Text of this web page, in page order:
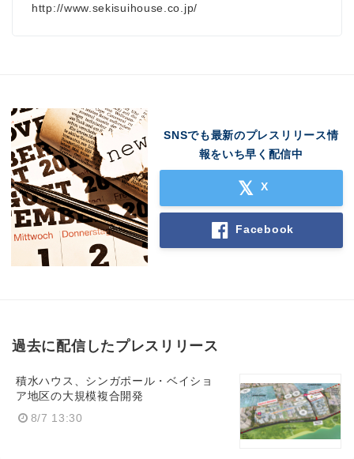
http://www.sekisuihouse.co.jp/
SNSでも最新のプレスリリース情
報をいち早く配信中
X
Facebook
過去に配信したプレスリリース
積水ハウス、シンガポール・ベイショ
ア地区の大規模複合開発
8/7 13:30